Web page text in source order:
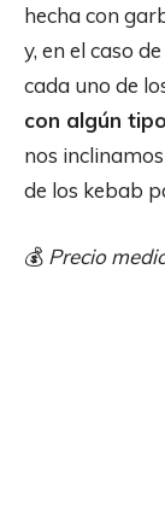
hecha con
y, en el caso
cada uno de
con algún
nos
de los kebab
💰 Precio